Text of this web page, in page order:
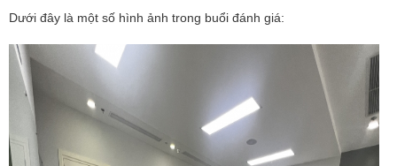
Dưới đây là một số hình ảnh trong buổi đánh giá: